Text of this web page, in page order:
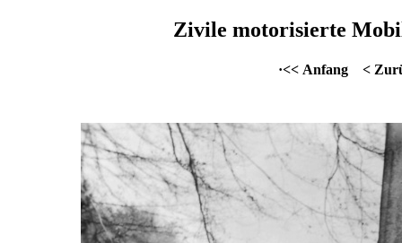
Zivile motorisierte
·<< Anfang <